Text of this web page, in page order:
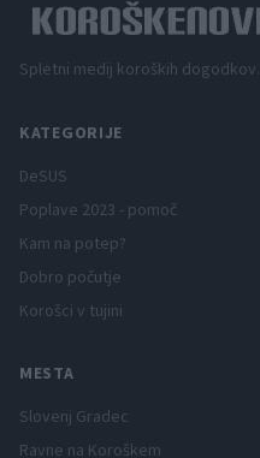
Spletni medij koroških dogodkov.
KATEGORIJE
DeSUS
Poplave 2023 - pomoč
Kam na potep?
Dobro počutje
Korošci v tujini
MESTA
Slovenj Gradec
Ravne na Koroškem